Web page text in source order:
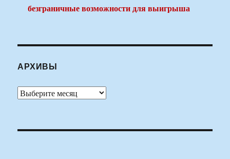
безграничные возможности для выигрыша
АРХИВЫ
Архивы